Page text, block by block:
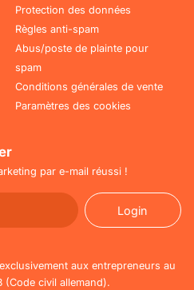
Protection des données
Règles anti-spam
Abus/poste de plainte pour
spam
Conditions générales de vente
Paramètres des cookies
par e-mail réussi !
Login
Login
aux entrepreneurs au
(Code civil allemand).